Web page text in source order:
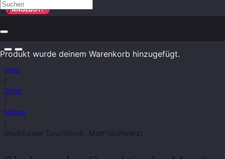
Produkt wurde deinem Warenkorb hinzugefügt.
Start
/
Shop
/
Möbel
/
Skulpturaler Couchtisch „Matt“ (schwarz)
ANGEBOT!